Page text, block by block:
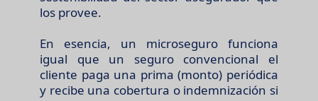
los provee.
En esencia, un microseguro funciona
igual que un seguro convencional el
cliente paga una prima (monto) periódica
y recibe una cobertura o indemnización si